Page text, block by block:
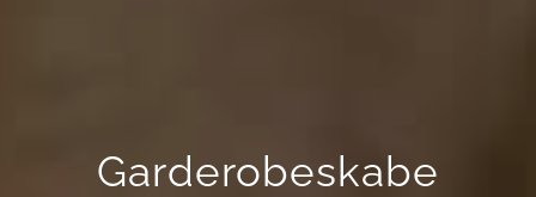
Garderobeskabe